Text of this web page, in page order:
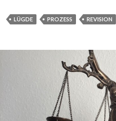
LÜGDE PROZESS REVISION